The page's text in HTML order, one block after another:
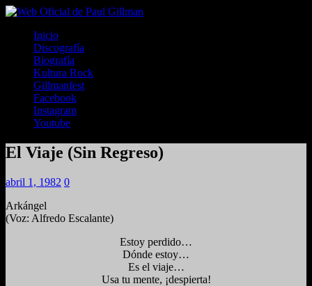
Inicio
Discografía
Biografía
Kultura Rock
Gillmanfest
Facebook
Instagram
Youtube
El Viaje (Sin Regreso)
abril 1, 1982 0
Arkángel
(Voz: Alfredo Escalante)
Estoy perdido…
Dónde estoy…
Es el viaje…
Usa tu mente, ¡despierta!